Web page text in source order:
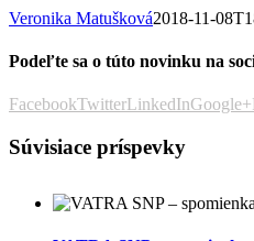
Veronika Matušková2018-11-
Podeľte sa o túto novinku na
FacebookTwitterLinkedInGoogle+
Súvisiace príspevky